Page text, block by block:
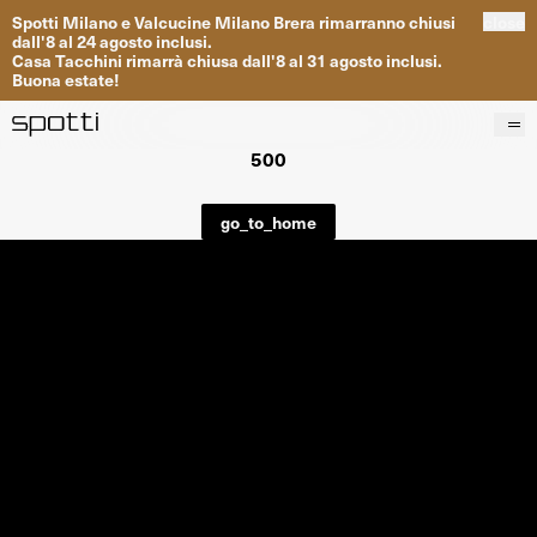
Spotti MilanoeValcucine Milano Brera rimarrannochiusi
dall'8al 24agosto inclusi.
Casa Tacchini rimarrà chiusa dall'8al 31 agosto inclusi.
Buona estate!
Progetti
500
go_to_home